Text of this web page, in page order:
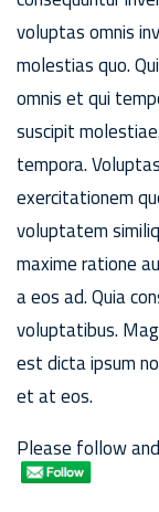
voluptas omnis
molestias quo.
omnis et qui
suscipit
tempora.
exercitationem
voluptatem
maxime ratione
a eos ad. Quia
voluptatibus.
est dicta ipsum
et at eos.
Please follow